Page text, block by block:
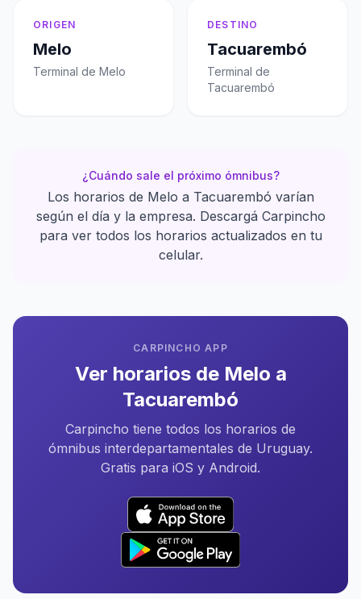
ORIGEN
Melo
Terminal de Melo
DESTINO
Tacuarembó
Terminal de
Tacuarembó
¿Cuándo sale el próximo ómnibus?
Los horarios de Melo a Tacuarembó varían
según el día y la empresa. Descargá Carpincho
para ver todos los horarios actualizados en tu
celular.
CARPINCHO APP
Ver horarios de Melo a
Tacuarembó
Carpincho tiene todos los horarios de
ómnibus interdepartamentales de Uruguay.
Gratis para iOS y Android.